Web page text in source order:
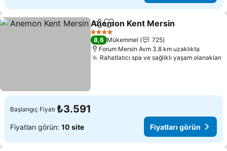
PaylaşFavorilerime ekle
Anemon Kent Mersin
4 Yıldız
8,6 Mükemmel
725
Forum Mersin Avm 3.8 km uzaklıkta
Rahatlatıcı spa ve sağlıklı yaşam olanakları
Başlangıç Fiyatı ₺3.591
Fiyatları görün: 10 site Fiyatları görün